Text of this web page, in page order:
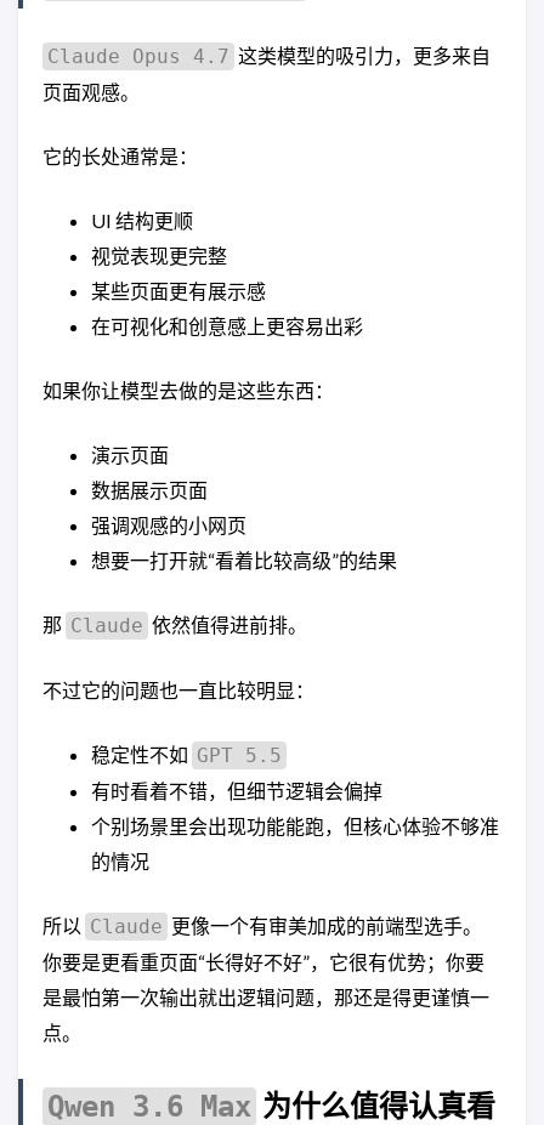
Claude Opus 4.7 这类模型的吸引力，更多来自
页面观感。
它的长处通常是：
UI 结构更顺
视觉表现更完整
某些页面更有展示感
在可视化和创意感上更容易出彩
如果你让模型去做的是这些东西：
演示页面
数据展示页面
强调观感的小网页
想要一打开就“看着比较高级”的结果
那 Claude 依然值得进前排。
不过它的问题也一直比较明显：
稳定性不如 GPT 5.5
有时看着不错，但细节逻辑会偏掉
个别场景里会出现功能能跑，但核心体验不够准
的情况
所以 Claude 更像一个有审美加成的前端型选手。
你要是更看重页面“长得好不好”，它很有优势；你要
是最怕第一次输出就出逻辑问题，那还是得更谨慎一
点。
Qwen 3.6 Max 为什么值得认真看